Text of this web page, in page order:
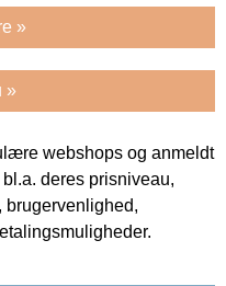
»
»
webshops og anmeldt
deres prisniveau,
brugervenlighed,